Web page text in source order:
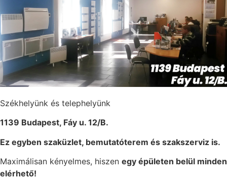
Székhelyünk és telephelyünk
1139 Budapest, Fáy u. 12/B.
Ez egyben szaküzlet, bemutatóterem és szakszerviz is.
Maximálisan kényelmes, hiszen egy épületen belül minden
elérhető!